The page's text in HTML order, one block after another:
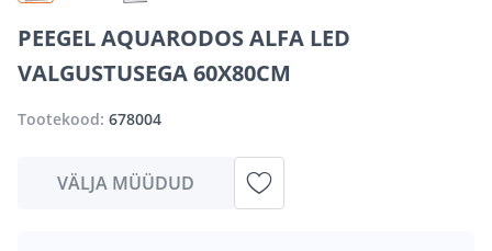
PEEGEL AQUARODOS ALFA LED
VALGUSTUSEGA 60X80CM
Tootekood: 678004
VÄLJA MÜÜDUD